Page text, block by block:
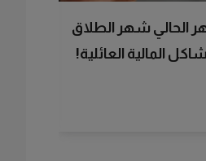
الحالي شهر الطلاق
المالية العائلية!